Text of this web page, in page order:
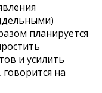
планируется
и усилить
на